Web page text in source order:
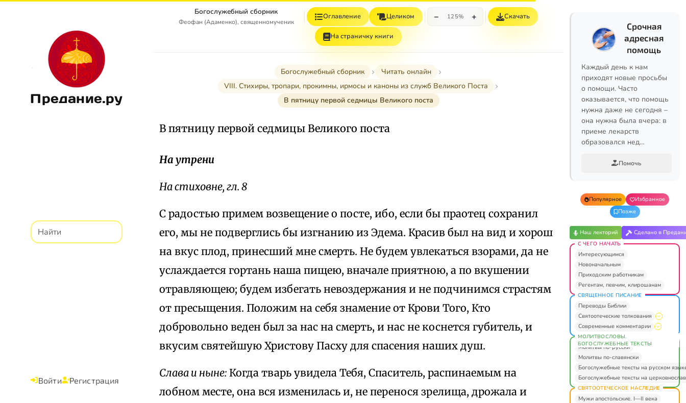
Предание.ру
Войти Регистрация
Богослужебный сборник
Феофан (Адаменко), священномученик
Оглавление Целиком − 125% + Скачать
На страничку книги
Богослужебный сборник
Читать онлайн
VIII. Стихиры, тропари, прокимны, ирмосы и каноны из служб Великого Поста
В пятницу первой седмицы Великого поста
В пятницу первой седмицы Великого поста
На утрени
На стиховне, гл. 8
С радостью примем возвещение о посте, ибо, если бы праотец сохранил
его, мы не подверглись бы изгнанию из Эдема. Красив был на вид и хорош
на вкус плод, принесший мне смерть. Не будем увлекаться взорами, да не
услаждается гортань наша пищею, вначале приятною, а по вкушении
отравляющею; будем избегать невоздержания и не подчинимся страстям
от пресыщения. Положим на себя знамение от Крови Того, Кто
добровольно веден был за нас на смерть, и нас не коснется губитель, и
вкусим святейшую Христову Пасху для спасения наших душ.
Слава и ныне: Когда тварь увидела Тебя, Спаситель, распинаемым на
лобном месте, она вся изменилась и, не перенося зрелища, дрожала и
Срочная
адресная
помощь
Каждый день к нам
приходят новые просьбы
о помощи. Часто
оказывается, что помощь
нужна даже не сегодня –
она нужна была вчера: в
приеме лекарств
образовался нед…
Помочь
Популярное
Избранное
Позже
Наш лекторий Сделано в
С ЧЕГО НАЧАТЬ
Интересующимся
Новоначальным
Приходским работникам
Регентам, певчим, клирошанам
СВЯЩЕННОЕ ПИСАНИЕ
Переводы Библии
Святоотеческие толкования
Современные комментарии
МОЛИТВОСЛОВЫ.
БОГОСЛУЖЕБНЫЕ ТЕКСТЫ
Молитвы по-русски
Молитвы по-славянски
Богослужебные тексты на русском
Богослужебные тексты на
СВЯТООТЕЧЕСКОЕ НАСЛЕДИЕ
Мужи апостольские. I—II века